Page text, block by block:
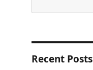
Recent Posts